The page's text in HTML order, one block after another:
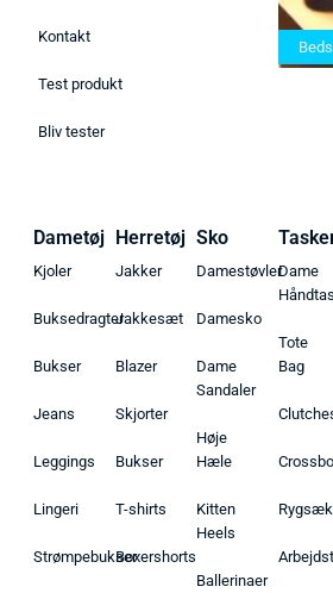
Kontakt
Test produkt
Bliv tester
Bedste Saunatæppe 2025 –
Find de bedste produkter her!
Dametøj
Kjoler
Buksedragter
Bukser
Jeans
Leggings
Lingeri
Strømpebukser
Herretøj
Jakker
Jakkesæt
Blazer
Skjorter
Bukser
T-shirts
Boxershorts
Sko
Damestøvler
Damesko
Dame
Sandaler
Høje
Hæle
Kitten
Heels
Ballerinaer
Dame
Tote
Bag